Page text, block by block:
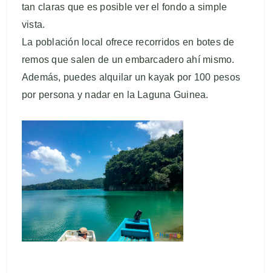
tan claras que es posible ver el fondo a simple
vista.
La población local ofrece recorridos en botes de
remos que salen de un embarcadero ahí mismo.
Además, puedes alquilar un kayak por 100 pesos
por persona y nadar en la Laguna Guinea.